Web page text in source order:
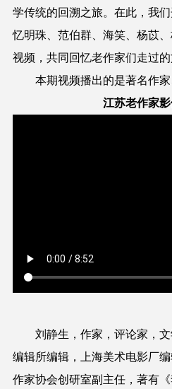
学传统的回溯之旅。在此，我
忆明珠、范伯群、海笑、杨苡
视频，共同回忆老作家们走过的
本期视频播出的是著名作家
江苏老作家
刘静生，作家，评论家，
编辑所编辑，上海美术电影厂
作家协会创研室副主任，著有